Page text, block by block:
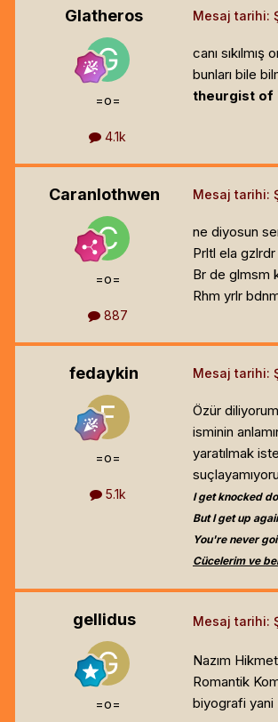
Glatheros
=o=
4.1k
Mesaj tarihi:
canı sıkılmış
bunları bile
theurgist of
Caranlothwen
=o=
887
Mesaj tarihi:
ne diyosun
Prltl ela
Br de glmsm
Rhm yrlr
fedaykin
=o=
5.1k
Mesaj tarihi:
Özür
isminin
yaratılmak
I get knocked
But I get up
You're never
Cücelerim ve
gellidus
=o=
Mesaj tarihi:
Nazım
Romantik
biyografi yani